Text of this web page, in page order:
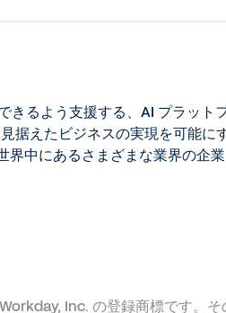
きるよう支援する、AI プラッ
据えたビジネスの実現を可能
中にあるさまざまな業界の企
Inc. の登録商標です。